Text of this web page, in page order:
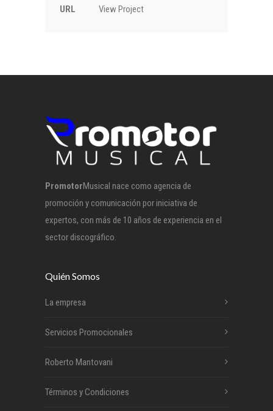
URL View Project
PromotorMusical nace como agencia de
promoción y comunicación por iniciativa de
expertos, con más de 10 años de experiencia en el
sector discográfico.
Quién Somos
La empresa
Servicios Promocionales
Roberto Mantovani
Términos y Condiciones